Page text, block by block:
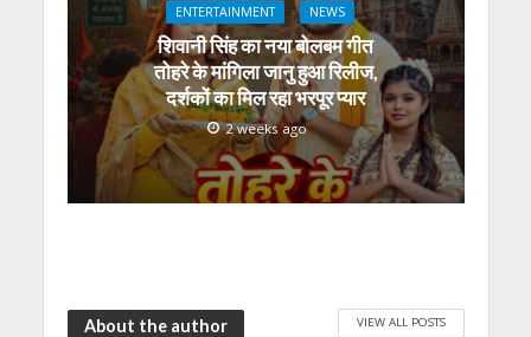
ENTERTAINMENT NEWS
शिवानी सिंह का नया बोलबम गीत
तोहरे के मांगिला जानु हुआ रिलीज,
दर्शकों का मिल रहा भरपूर प्यार
2 weeks ago
About the author VIEW ALL POSTS